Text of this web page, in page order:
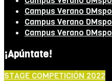
Campus Verano
Campus Verano
Campus Verano
¡Apúntate!
STAGE COMPETICIÓN 2022